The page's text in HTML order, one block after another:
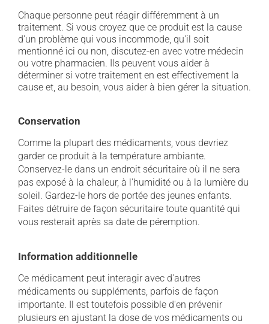
Chaque personne peut réagir différemment à un
traitement. Si vous croyez que ce produit est la cause
d'un problème qui vous incommode, qu'il soit
mentionné ici ou non, discutez-en avec votre médecin
ou votre pharmacien. Ils peuvent vous aider à
déterminer si votre traitement en est effectivement la
cause et, au besoin, vous aider à bien gérer la situation.
Conservation
Comme la plupart des médicaments, vous devriez
garder ce produit à la température ambiante.
Conservez-le dans un endroit sécuritaire où il ne sera
pas exposé à la chaleur, à l'humidité ou à la lumière du
soleil. Gardez-le hors de portée des jeunes enfants.
Faites détruire de façon sécuritaire toute quantité qui
vous resterait après sa date de péremption.
Information additionnelle
Ce médicament peut interagir avec d'autres
médicaments ou suppléments, parfois de façon
importante. Il est toutefois possible d'en prévenir
plusieurs en ajustant la dose de vos médicaments ou